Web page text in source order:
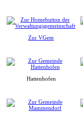
Zur VGem
Hattenhofen